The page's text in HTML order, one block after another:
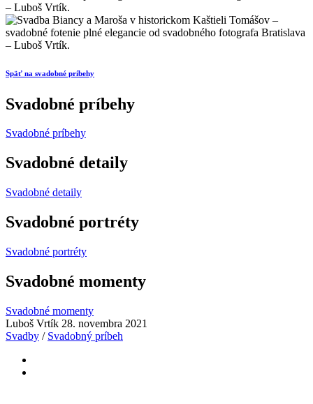
Späť na svadobné príbehy
Svadobné príbehy
Svadobné príbehy
Svadobné detaily
Svadobné detaily
Svadobné portréty
Svadobné portréty
Svadobné momenty
Svadobné momenty
Luboš Vrtík 28. novembra 2021
Svadby / Svadobný príbeh